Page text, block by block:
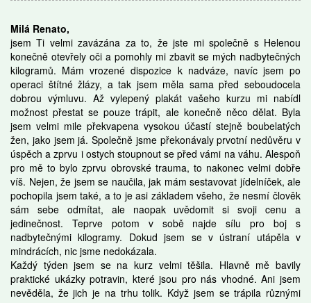
Milá Renato,
jsem Ti velmi zavázána za to, že jste mi společně s Helenou
konečně otevřely oči a pomohly mi zbavit se mých nadbytečných
kilogramů. Mám vrozené dispozice k nadváze, navíc jsem po
operaci štítné žlázy, a tak jsem měla sama před seboudocela
dobrou výmluvu. Až vylepený plakát vašeho kurzu mi nabídl
možnost přestat se pouze trápit, ale konečně něco dělat. Byla
jsem velmi mile překvapena vysokou účastí stejně boubelatých
žen, jako jsem já. Společně jsme překonávaly prvotní nedůvěru v
úspěch a zprvu i ostych stoupnout se před vámi na váhu. Alespoň
pro mě to bylo zprvu obrovské trauma, to nakonec velmi dobře
víš. Nejen, že jsem se naučila, jak mám sestavovat jídelníček, ale
pochopila jsem také, a to je asi základem všeho, že nesmí člověk
sám sebe odmítat, ale naopak uvědomit si svoji cenu a
jedinečnost. Teprve potom v sobě najde sílu pro boj s
nadbytečnými kilogramy. Dokud jsem se v ústraní utápěla v
mindrácích, nic jsme nedokázala.
Každý týden jsem se na kurz velmi těšila. Hlavně mě bavily
praktické ukázky potravin, které jsou pro nás vhodné. Ani jsem
nevěděla, že jich je na trhu tolik. Když jsem se trápila různými